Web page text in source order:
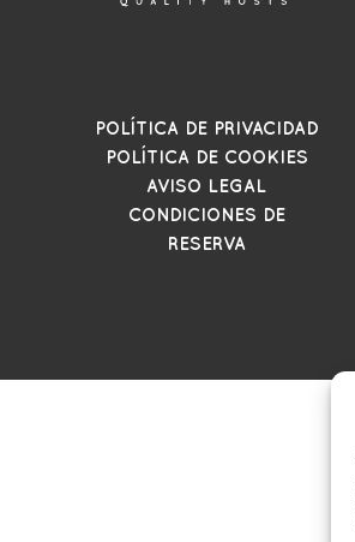
POLÍTICA DE PRIVACIDAD
POLÍTICA DE COOKIES
AVISO LEGAL
CONDICIONES DE
RESERVA